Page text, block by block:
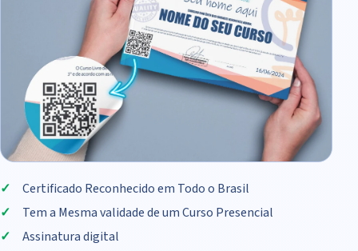
Certificado Reconhecido em Todo o Brasil
Tem a Mesma validade de um Curso Presencial
Assinatura digital